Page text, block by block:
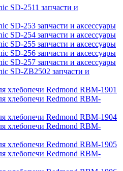
SD-2511 запчасти и
SD-253 запчасти и аксессуары
SD-254 запчасти и аксессуары
SD-255 запчасти и аксессуары
SD-256 запчасти и аксессуары
SD-257 запчасти и аксессуары
SD-ZB2502 запчасти и
хлебопечи Redmond RBM-1901
хлебопечи Redmond RBM-
хлебопечи Redmond RBM-1904
хлебопечи Redmond RBM-
хлебопечи Redmond RBM-1905
хлебопечи Redmond RBM-